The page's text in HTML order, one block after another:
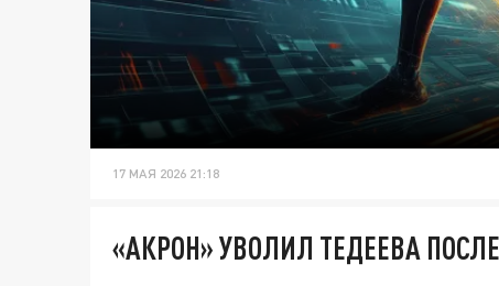
17 МАЯ 2026 21:18
«АКРОН» УВОЛИЛ ТЕДЕЕВА